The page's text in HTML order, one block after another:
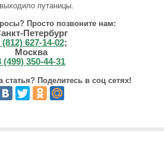
путаницы.
Просто позвоните нам:
Петербург
(812) 627-14-02;
Москва
(499) 350-44-31
Поделитесь в соц сетях!